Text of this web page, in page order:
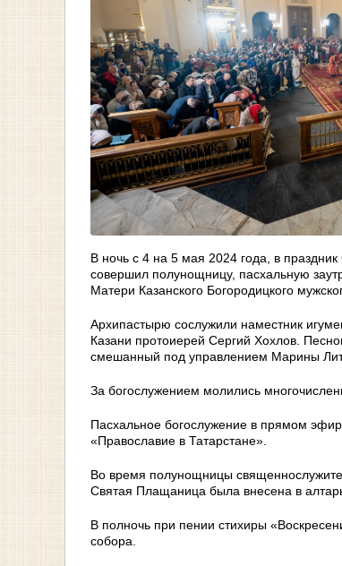
В ночь с 4 на 5 мая 2024 года, в
совершил полунощницу, пасхальную
Матери Казанского Богородицкого
Архипастырю сослужили наместник
Казани протоиерей Сергий Хохлов.
смешанный под управлением Марины
За богослужением молились
Пасхальное богослужение в прямом
«Православие в Татарстане».
Во время полунощницы
Святая Плащаница была внесена в
В полночь при пении стихиры
собора.